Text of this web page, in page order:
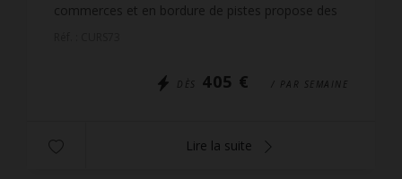
commerces et en bordure de pistes propose des
DÈS 405 € / PAR SEMAINE
Lire la suite